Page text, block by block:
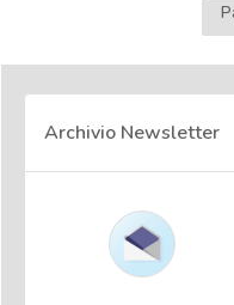
Archivio Newsletter